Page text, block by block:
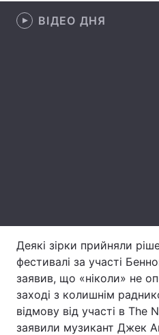
Інтерв'ю
Тема оформлення
ВІДЕО ДНЯ
Деякі зірки прийняли
фестивалі за участі
заявив, що «ніколи» не
заході з колишнім
відмову від участі в
заявили музикант Джек